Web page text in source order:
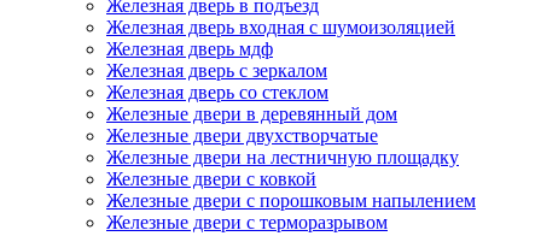
Железная дверь в подъезд
Железная дверь входная с шумоизоляцией
Железная дверь мдф
Железная дверь с зеркалом
Железная дверь со стеклом
Железные двери в деревянный дом
Железные двери двухстворчатые
Железные двери на лестничную площадку
Железные двери с ковкой
Железные двери с порошковым напылением
Железные двери с терморазрывом